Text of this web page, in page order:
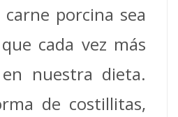
porcina sea
cada vez más
nuestra dieta.
de costillitas,